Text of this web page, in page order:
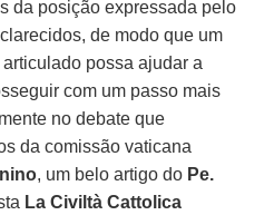
da posição expressada pelo
de modo que um
possa ajudar a
com um passo mais
no debate que
da comissão vaticana
, um belo artigo do Pe.
La Civiltà Cattolica